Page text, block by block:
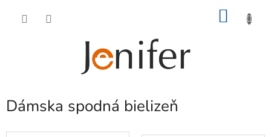
Dámska spodná bielizeň